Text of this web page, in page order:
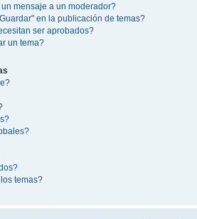
mensaje a un moderador?
en la publicación de temas?
ser aprobados?
un tema?
temas?